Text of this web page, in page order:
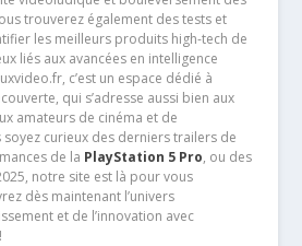
trouverez également des tests et
les meilleurs produits high-tech de
liés aux avancées en intelligence
c’est un espace dédié à
qui s’adresse aussi bien aux
amateurs de cinéma et de
curieux des derniers trailers de
de la PlayStation 5 Pro, ou des
notre site est là pour vous
dès maintenant l’univers
et de l’innovation avec